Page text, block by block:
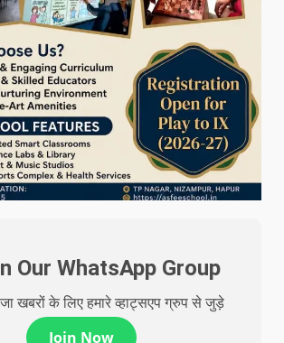
Our WhatsApp Group
खबरों के लिए हमारे व्हाट्सएप ग्रुप से जुड़े
Join Now